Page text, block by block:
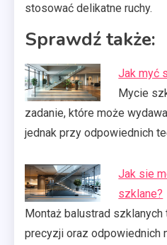
stosować delikatne ruchy.
Sprawdź także:
Jak myć
Mycie
zadanie, które może
jednak przy odpowiednich
Jak sie
szklane?
Montaż balustrad
precyzji oraz odpowiednich